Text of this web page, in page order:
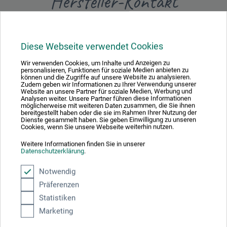
Diese Webseite verwendet Cookies
Wir verwenden Cookies, um Inhalte und Anzeigen zu
personalisieren, Funktionen für soziale Medien anbieten zu
können und die Zugriffe auf unsere Website zu analysieren.
Zudem geben wir Informationen zu Ihrer Verwendung unserer
Website an unsere Partner für soziale Medien, Werbung und
Analysen weiter. Unsere Partner führen diese Informationen
möglicherweise mit weiteren Daten zusammen, die Sie ihnen
bereitgestellt haben oder die sie im Rahmen Ihrer Nutzung der
Dienste gesammelt haben. Sie geben Einwilligung zu unseren
Cookies, wenn Sie unsere Webseite weiterhin nutzen.
Weitere Informationen finden Sie in unserer
Datenschutzerklärung.
Notwendig
Präferenzen
Statistiken
Marketing
Emil Deiss KG
Victoriaallee 1
22143 Hamburg
DEUTSCHLAND
info@deiss.de